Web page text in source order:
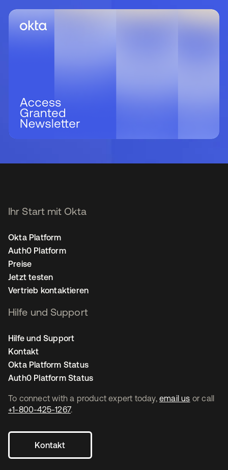
To connect with a product expert today, email us or call
+1-800-425-1267.
Kontakt
Ihr Start mit Okta
Okta Platform
Auth0 Platform
Preise
Jetzt testen
Vertrieb kontaktieren
Hilfe und Support
Hilfe und Support
Kontakt
Okta Platform Status
Auth0 Platform Status